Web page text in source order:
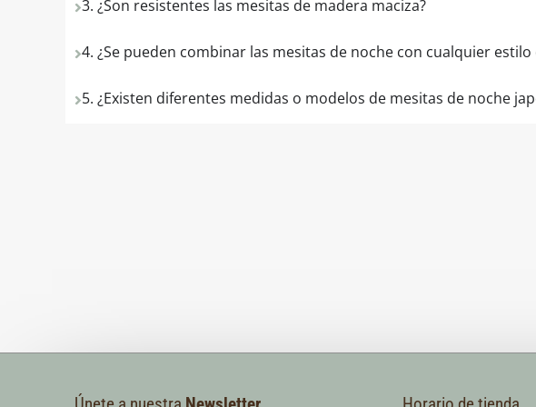
3. ¿Son resistentes las mesitas de madera maciza?
4. ¿Se pueden combinar las mesitas de noche con cualquier estilo
5. ¿Existen diferentes medidas o modelos de mesitas de noche